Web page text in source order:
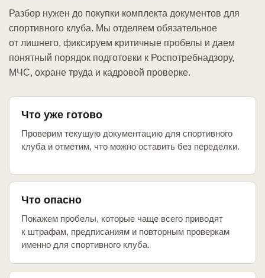
Разбор нужен до покупки комплекта документов для
спортивного клуба. Мы отделяем обязательное
от лишнего, фиксируем критичные пробелы и даем
понятный порядок подготовки к Роспотребнадзору,
МЧС, охране труда и кадровой проверке.
Что уже готово
Проверим текущую документацию для спортивного
клуба и отметим, что можно оставить без переделки.
Что опасно
Покажем пробелы, которые чаще всего приводят
к штрафам, предписаниям и повторным проверкам
именно для спортивного клуба.